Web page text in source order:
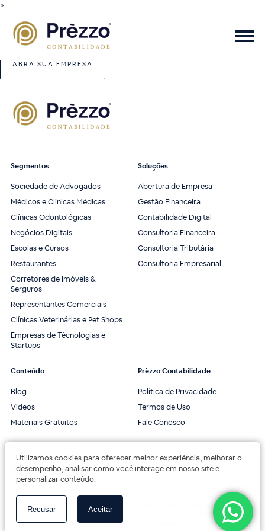
>
Utilizamos cookies para oferecer melhor experiência, melhorar o
desempenho, analisar como você interage em nosso site e
personalizar conteúdo.
Recusar Aceitar
ABRA SUA EMPRESA
Segmentos
Sociedade de Advogados
Médicos e Clínicas Médicas
Clínicas Odontológicas
Negócios Digitais
Escolas e Cursos
Restaurantes
Corretores de Imóveis &
Serguros
Representantes Comerciais
Clínicas Veterinárias e Pet Shops
Empresas de Técnologias e
Startups
Soluções
Abertura de Empresa
Gestão Financeira
Contabilidade Digital
Consultoria Financeira
Consultoria Tributária
Consultoria Empresarial
Conteúdo
Blog
Vídeos
Materiais Gratuitos
Prèzzo Contabilidade
Política de Privacidade
Termos de Uso
Fale Conosco
© 2020 Prèzzo Contabilidade. Todos os direitos reservados.
Av. das Américas, 3443, 2º andar, Bloco 3B, Sala 202. Barra da Tijuca, Rio de Janeiro.
Av. das Américas, 18000 - Centro Empresarial One Offices.